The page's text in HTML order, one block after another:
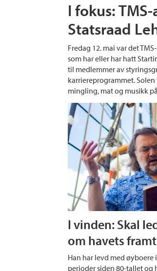
I fokus:
Statsraad
Fredag 12. mai var det
som har eller har hatt
til medlemmer av
karriereprogrammet.
mingling, mat og musikk
I vinden: Skal
om havets
Han har levd med øyboere
perioder siden 80-tallet og